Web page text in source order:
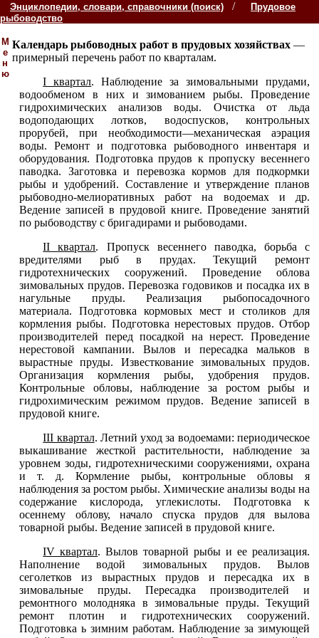
Энциклопедии, словари, справочники (поиск) /
Прудовое
рыбоводство
М
е
н
ю
Календарь рыбоводных работ в прудовых хозяйствах —
примерный перечень работ по кварталам.
I квартал. Наблюдение за зимовальными прудами,
водообменом в них и зимованием рыбы. Проведение
гидрохимических анализов воды. Очистка от льда
водоподающих лотков, водоспусков, контрольных
прорубей, при необходимости—механическая аэрация
воды. Ремонт и подготовка рыбоводного инвентаря и
оборудования. Подготовка прудов к пропуску весеннего
паводка. Заготовка и перевозка кормов для подкормки
рыбы и удобрений. Составление и утверждение планов
рыбоводно-мелиоративных работ на водоемах и др.
Ведение записей в прудовой книге. Проведение занятий
по рыбоводству с бригадирами и рыбоводами.
II квартал. Пропуск весеннего паводка, борьба с
вредителями рыб в прудах. Текущий ремонт
гидротехнических сооружений. Проведение облова
зимовальных прудов. Перевозка годовиков и посадка их в
нагульные пруды. Реализация рыбопосадочного
материала. Подготовка кормовых мест и столиков для
кормления рыбы. Подготовка нерестовых прудов. Отбор
производителей перед посадкой на нерест. Проведение
нерестовой кампании. Вылов и пересадка мальков в
вырастные пруды. Известкование зимовальных прудов.
Организация кормления рыбы, удобрения прудов.
Контрольные обловы, наблюдение за ростом рыбы и
гидрохимическим режимом прудов. Ведение записей в
прудовой книге.
III квартал. Летний уход за водоемами: периодическое
выкашивание жесткой растительности, наблюдение за
уровнем зоды, гидротехническими сооружениями, охрана
и т. д. Кормление рыбы, контрольные обловы я
наблюдения за ростом рыбы. Химические анализы воды на
содержание кислорода, углекислоты. Подготовка к
осеннему облову, начало спуска прудов для вылова
товарной рыбы. Ведение записей в прудовой книге.
IV квартал. Вылов товарной рыбы и ее реализация.
Наполнение водой зимовальных прудов. Вылов
сеголетков из вырастных прудов и пересадка их в
зимовальные пруды. Пересадка производителей и
ремонтного молодняка в зимовальные пруды. Текущий
ремонт плотин и гидротехнических сооружений.
Подготовка ь зимним работам. Наблюдение за зимующей